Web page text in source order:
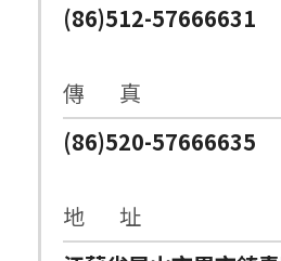
(86)512-57666631
傳 真
(86)520-57666635
地 址